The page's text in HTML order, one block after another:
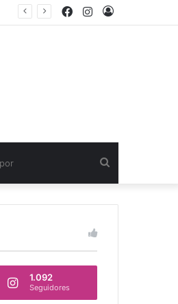
Acceso
Instagram
Facebook
por
1.092
Seguidores